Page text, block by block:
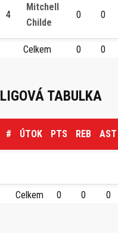
4
Mitchell
Childe
0 0
Celkem 0 0
LIGOVÁ TABULKA
# ÚTOK PTS REB AST
Celkem 0 0 0